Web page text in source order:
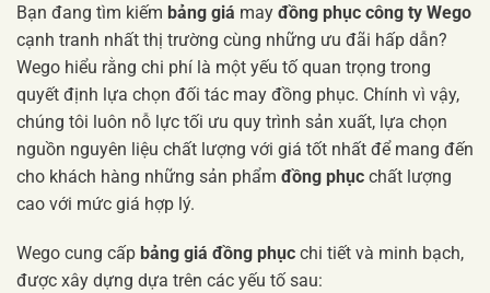
Bạn đang tìm kiếm bảng giá may đồng phục công ty Wego
cạnh tranh nhất thị trường cùng những ưu đãi hấp dẫn?
Wego hiểu rằng chi phí là một yếu tố quan trọng trong
quyết định lựa chọn đối tác may đồng phục. Chính vì vậy,
chúng tôi luôn nỗ lực tối ưu quy trình sản xuất, lựa chọn
nguồn nguyên liệu chất lượng với giá tốt nhất để mang đến
cho khách hàng những sản phẩm đồng phục chất lượng
cao với mức giá hợp lý.
Wego cung cấp bảng giá đồng phục chi tiết và minh bạch,
được xây dựng dựa trên các yếu tố sau: